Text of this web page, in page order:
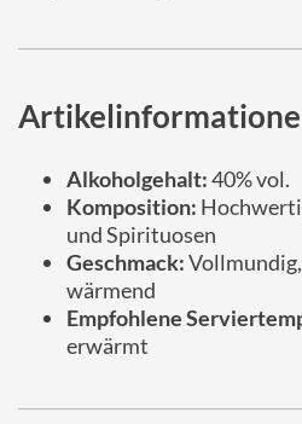
Alkoholgehalt:40% vol.
Komposition:
und Spirituosen
Geschmack:
wärmend
Empfohlene
erwärmt